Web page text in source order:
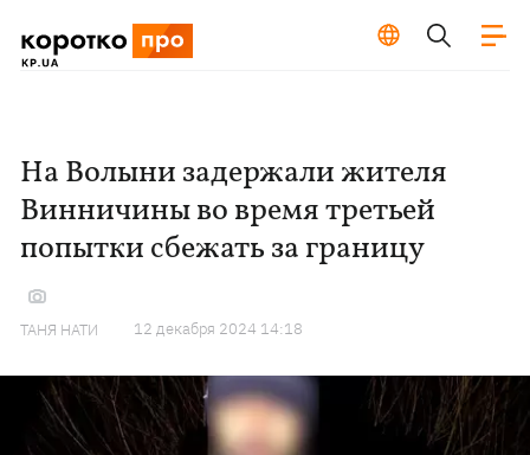
На Волыни задержали жителя
Винничины во время третьей
попытки сбежать за границу
ТАНЯ НАТИ 12 декабря 2024 14:18